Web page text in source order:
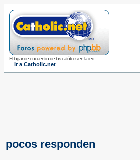
El lugar de encuentro de los católicos en la red
Ir a Catholic.net
pocos responden